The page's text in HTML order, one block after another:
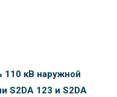
110 кВ наружной
S2DA 123 и S2DA